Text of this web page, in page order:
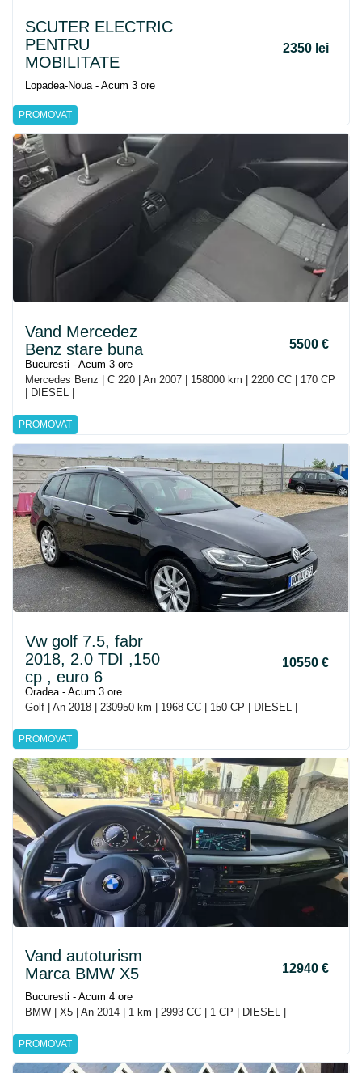
PROMOVAT
SCUTER ELECTRIC
PENTRU
MOBILITATE
2350 lei
Lopadea-Noua - Acum 3 ore
PROMOVAT
Vand Mercedez
Benz stare buna
5500 €
Bucuresti - Acum 3 ore
Mercedes Benz | C 220 | An 2007 | 158000 km | 2200 CC | 170 CP
| DIESEL |
PROMOVAT
Vw golf 7.5, fabr
2018, 2.0 TDI ,150
cp , euro 6
10550 €
Oradea - Acum 3 ore
Golf | An 2018 | 230950 km | 1968 CC | 150 CP | DIESEL |
PROMOVAT
Vand autoturism
Marca BMW X5
12940 €
Bucuresti - Acum 4 ore
BMW | X5 | An 2014 | 1 km | 2993 CC | 1 CP | DIESEL |